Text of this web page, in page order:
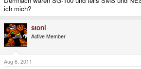
ich mich?
stoni
Active Member
Aug 6, 2011